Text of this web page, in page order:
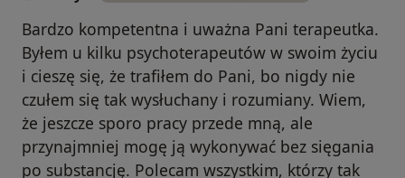
Bardzo kompetentna i uważna Pani terapeutka.
Byłem u kilku psychoterapeutów w swoim życiu
i cieszę się, że trafiłem do Pani, bo nigdy nie
czułem się tak wysłuchany i rozumiany. Wiem,
że jeszcze sporo pracy przede mną, ale
przynajmniej mogę ją wykonywać bez sięgania
po substancję. Polecam wszystkim, którzy tak